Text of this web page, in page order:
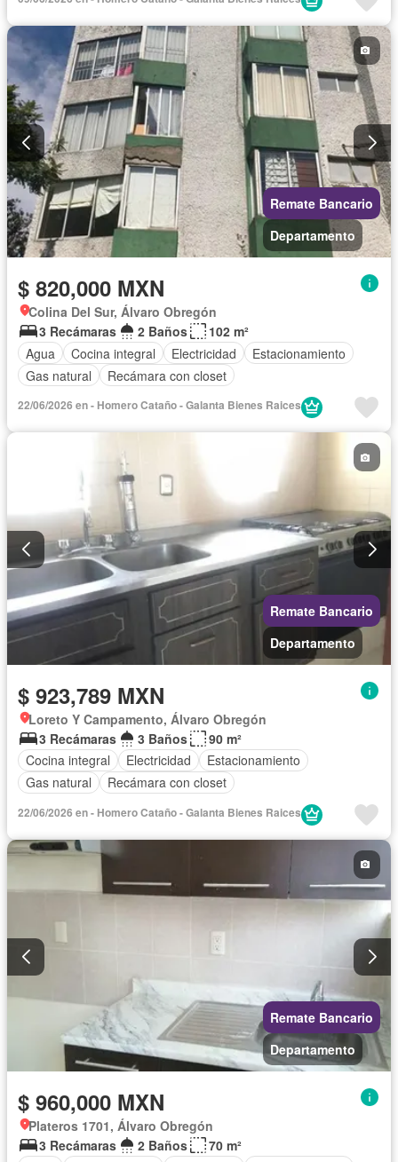
Remate Bancario
Departamento
$ 820,000 MXN
Colina Del Sur, Álvaro Obregón
3 Recámaras
2 Baños
102 m²
Agua
Cocina integral Electricidad
Estacionamiento
Gas natural
Recámara con closet
22/06/2026 en - Homero Cataño - Galanta Bienes Raices
Remate Bancario
Departamento
$ 923,789 MXN
Loreto Y Campamento, Álvaro Obregón
3 Recámaras
3 Baños
90 m²
Cocina integral
Electricidad
Estacionamiento
Gas natural
Recámara con closet
22/06/2026 en - Homero Cataño - Galanta Bienes Raices
Remate Bancario
Departamento
$ 960,000 MXN
Plateros 1701, Álvaro Obregón
3 Recámaras
2 Baños
70 m²